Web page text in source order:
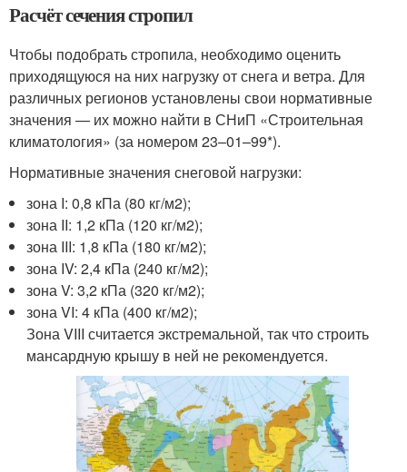
Расчёт сечения стропил
Чтобы подобрать стропила, необходимо оценить
приходящуюся на них нагрузку от снега и ветра. Для
различных регионов установлены свои нормативные
значения — их можно найти в СНиП «Строительная
климатология» (за номером 23–01–99*).
Нормативные значения снеговой нагрузки:
зона I: 0,8 кПа (80 кг/м2);
зона II: 1,2 кПа (120 кг/м2);
зона III: 1,8 кПа (180 кг/м2);
зона IV: 2,4 кПа (240 кг/м2);
зона V: 3,2 кПа (320 кг/м2);
зона VI: 4 кПа (400 кг/м2);
Зона VIII считается экстремальной, так что строить
мансардную крышу в ней не рекомендуется.